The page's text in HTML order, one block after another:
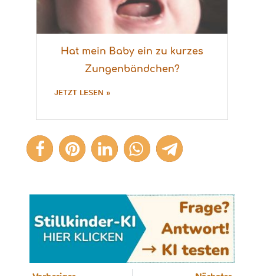
Hat mein Baby ein zu kurzes
Zungenbändchen?
JETZT LESEN »